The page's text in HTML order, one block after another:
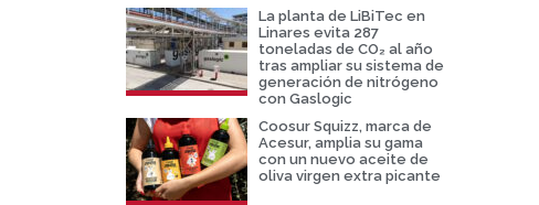
La planta de LiBiTec en
Linares evita 287
toneladas de CO₂ al año
tras ampliar su sistema de
generación de nitrógeno
con Gaslogic
Coosur Squizz, marca de
Acesur, amplia su gama
con un nuevo aceite de
oliva virgen extra picante